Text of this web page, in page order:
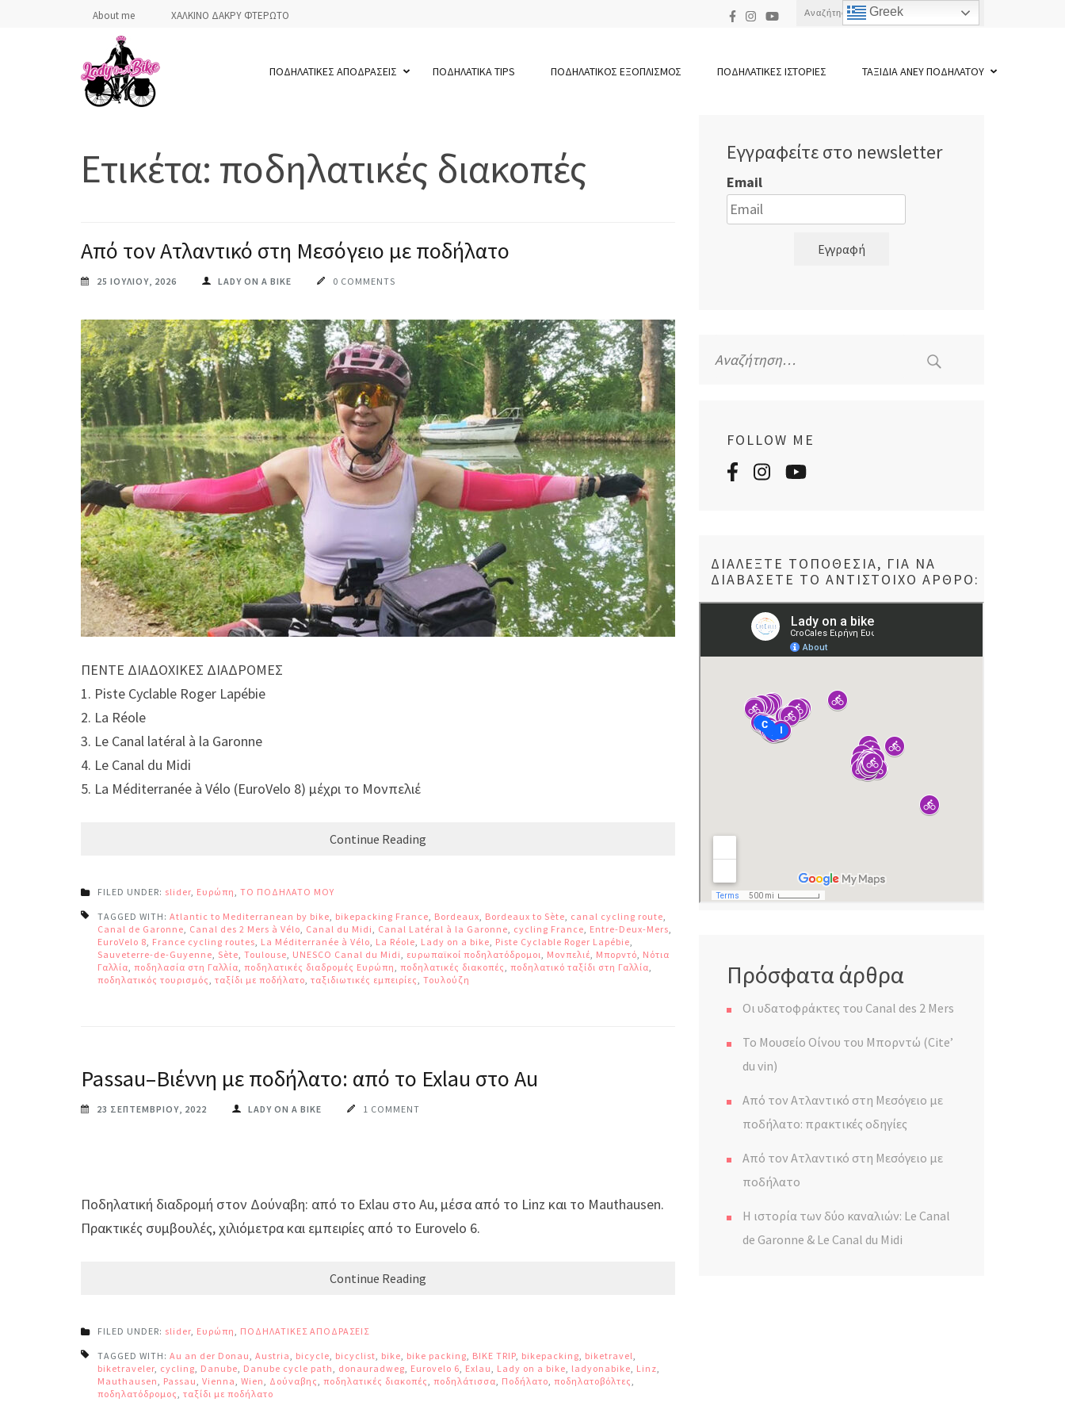
About me ΧΑΛΚΙΝΟ ΔΑΚΡΥ ΦΤΕΡΩΤΟ
Αναζήτηση
ΠΟΔΗΛΑΤΙΚΕΣ ΑΠΟΔΡΑΣΕΙΣ ΠΟΔΗΛΑΤΙΚΑ TIPS ΠΟΔΗΛΑΤΙΚΟΣ ΕΞΟΠΛΙΣΜΟΣ ΠΟΔΗΛΑΤΙΚΕΣ ΙΣΤΟΡΙΕΣ ΤΑΞΙΔΙΑ ΑΝΕΥ ΠΟΔΗΛΑΤΟΥ
Ετικέτα: ποδηλατικές διακοπές
Από τον Ατλαντικό στη Μεσόγειο με ποδήλατο
25 ΙΟΥΛΊΟΥ, 2026 LADY ON A BIKE 0 COMMENTS
ΠΕΝΤΕ ΔΙΑΔΟΧΙΚΕΣ ΔΙΑΔΡΟΜΕΣ
1. Piste Cyclable Roger Lapébie
2. La Réole
3. Le Canal latéral à la Garonne
4. Le Canal du Midi
5. La Méditerranée à Vélo (EuroVelo 8) μέχρι το Μονπελιέ
Continue Reading
FILED UNDER: slider, Ευρώπη, ΤΟ ΠΟΔΗΛΑΤΟ ΜΟΥ
TAGGED WITH: Atlantic to Mediterranean by bike, bikepacking France, Bordeaux, Bordeaux to Sète, canal cycling route,
Canal de Garonne, Canal des 2 Mers à Vélo, Canal du Midi, Canal Latéral à la Garonne, cycling France, Entre-Deux-Mers,
EuroVelo 8, France cycling routes, La Méditerranée à Vélo, La Réole, Lady on a bike, Piste Cyclable Roger Lapébie,
Sauveterre-de-Guyenne, Sète, Toulouse, UNESCO Canal du Midi, ευρωπαϊκοί ποδηλατόδρομοι, Μονπελιέ, Μπορντό, Νότια
Γαλλία, ποδηλασία στη Γαλλία, ποδηλατικές διαδρομές Ευρώπη, ποδηλατικές διακοπές, ποδηλατικό ταξίδι στη Γαλλία,
ποδηλατικός τουρισμός, ταξίδι με ποδήλατο, ταξιδιωτικές εμπειρίες, Τουλούζη
Passau–Βιέννη με ποδήλατο: από το Exlau στο Au
23 ΣΕΠΤΕΜΒΡΊΟΥ, 2022 LADY ON A BIKE 1 COMMENT
Ποδηλατική διαδρομή στον Δούναβη: από το Exlau στο Au, μέσα από το Linz και το Mauthausen.
Πρακτικές συμβουλές, χιλιόμετρα και εμπειρίες από το Eurovelo 6.
Continue Reading
FILED UNDER: slider, Ευρώπη, ΠΟΔΗΛΑΤΙΚΕΣ ΑΠΟΔΡΑΣΕΙΣ
TAGGED WITH: Au an der Donau, Austria, bicycle, bicyclist, bike, bike packing, BIKE TRIP, bikepacking, biketravel,
biketraveler, cycling, Danube, Danube cycle path, donauradweg, Eurovelo 6, Exlau, Lady on a bike, ladyonabike, Linz,
Mauthausen, Passau, Vienna, Wien, Δούναβης, ποδηλατικές διακοπές, ποδηλάτισσα, Ποδήλατο, ποδηλατοβόλτες,
ποδηλατόδρομος, ταξίδι με ποδήλατο
Εγγραφείτε στο newsletter
Email
Εγγραφή
για:
FOLLOW ME
ΔΙΑΛΈΞΤΕ ΤΟΠΟΘΕΣΊΑ, ΓΙΑ ΝΑ
ΔΙΑΒΆΣΕΤΕ ΤΟ ΑΝΤΊΣΤΟΙΧΟ ΆΡΘΡΟ:
Πρόσφατα άρθρα
Οι υδατοφράκτες του Canal des 2 Mers
Το Μουσείο Οίνου του Μπορντώ (Cite’
du vin)
Από τον Ατλαντικό στη Μεσόγειο με
ποδήλατο: πρακτικές οδηγίες
Από τον Ατλαντικό στη Μεσόγειο με
ποδήλατο
Η ιστορία των δύο καναλιών: Le Canal
de Garonne & Le Canal du Midi
Greek